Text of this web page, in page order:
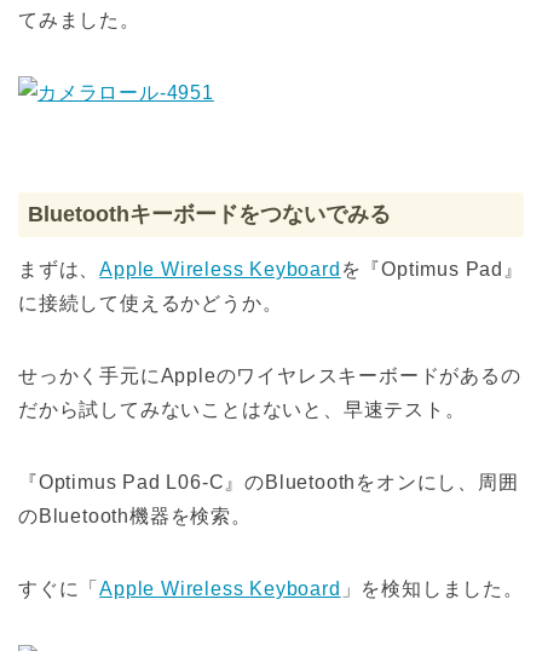
てみました。
Bluetoothキーボードをつないでみる
まずは、Apple Wireless Keyboard を『Optimus Pad』
に接続して使えるかどうか。
せっかく手元にAppleのワイヤレスキーボードがあるの
だから試してみないことはないと、早速テスト。
『Optimus Pad L06-C』のBluetoothをオンにし、周囲
のBluetooth機器を検索。
すぐに「Apple Wireless Keyboard 」を検知しました。